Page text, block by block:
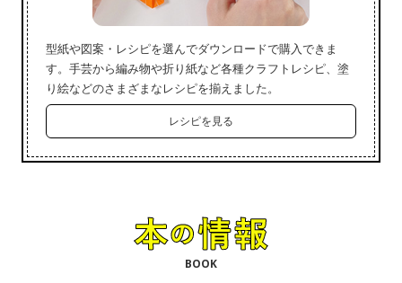
型紙や図案・レシピを選んでダウンロードで購入できま
す。手芸から編み物や折り紙など各種クラフトレシピ、塗
り絵などのさまざまなレシピを揃えました。
レシピを見る
BOOK